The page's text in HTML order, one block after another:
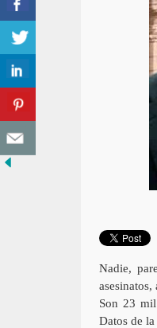
Nadie,
Son 23
Datos de